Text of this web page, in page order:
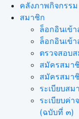
คลังภาพกิจกรรม
สมาชิก
ล็อกอินเข้
ล็อกอินเข้
ตรวจสอบ
สมัครสมา
สมัครสมา
ระเบียบสม
ระเบียบค่
(ฉบับที่ ๓)